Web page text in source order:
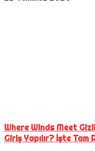
Where Winds Meet
Giriş Yapılır? İşte Tam